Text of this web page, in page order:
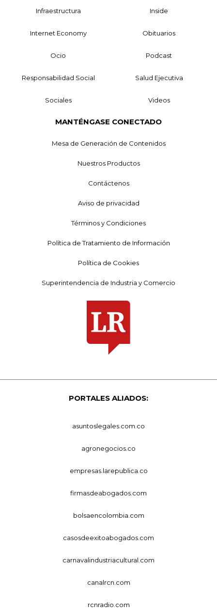
Infraestructura Inside
Internet Economy Obituarios
Ocio Podcast
Responsabilidad Social Salud Ejecutiva
Sociales Videos
MANTÉNGASE CONECTADO
Mesa de Generación de Contenidos
Nuestros Productos
Contáctenos
Aviso de privacidad
Términos y Condiciones
Política de Tratamiento de Información
Política de Cookies
Superintendencia de Industria y Comercio
PORTALES ALIADOS:
asuntoslegales.com.co
agronegocios.co
empresas.larepublica.co
firmasdeabogados.com
bolsaencolombia.com
casosdeexitoabogados.com
carnavalindustriacultural.com
canalrcn.com
rcnradio.com